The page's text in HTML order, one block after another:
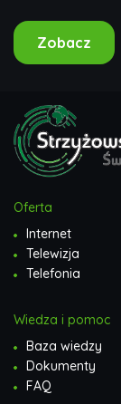
Zobacz
Oferta
Internet
Telewizja
Telefonia
Wiedza i pomoc
Baza wiedzy
Dokumenty
FAQ